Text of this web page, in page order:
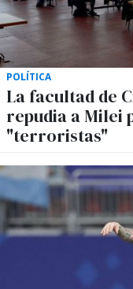
POLÍTICA
La facultad de
repudia a Milei
"terroristas"